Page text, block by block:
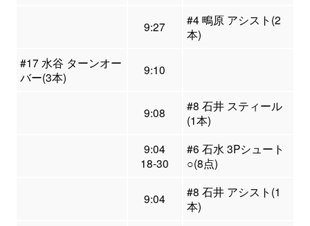
9:27
#4 鴫原 アシスト(2
本)
#17 水谷 ターンオー
バー(3本)
9:10
9:08
#8 石井 スティール
(1本)
9:04
18-30
#6 石水 3Pシュート
○(8点)
9:04
#8 石井 アシスト(1
本)